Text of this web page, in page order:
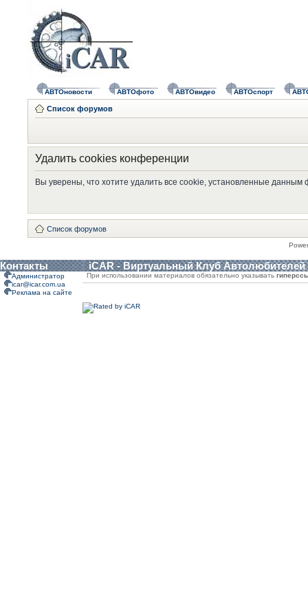
АВТОновости АВТОфото АВТОвидео АВТОспорт
Список форумов
Удалить cookies конференции
Вы уверены, что хотите удалить все cookie, установленные
Список форумов
Контакты iCAR - Виртуальный Клуб Автолюбителей
Администратор
icar@icar.com.ua
Реклама на сайте
При использовании материалов обязательно указывать